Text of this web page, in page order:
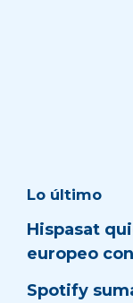
Lo último
Hispasat
europeo
Spotify